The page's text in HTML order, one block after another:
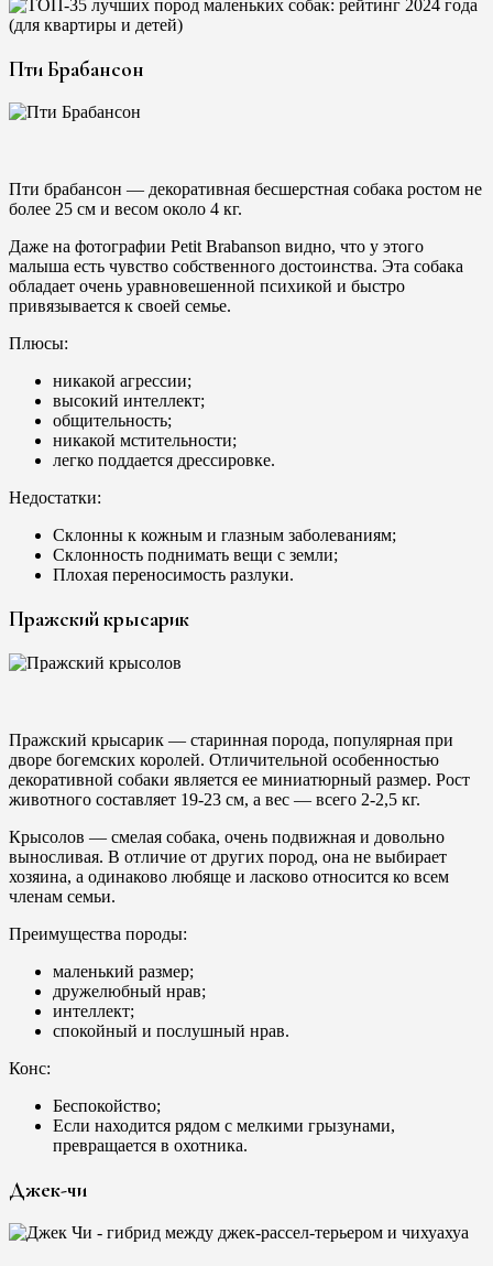
Пти Брабансон
Пти брабансон — декоративная бесшерстная собака ростом не
более 25 см и весом около 4 кг.
Даже на фотографии Petit Brabanson видно, что у этого
малыша есть чувство собственного достоинства. Эта собака
обладает очень уравновешенной психикой и быстро
привязывается к своей семье.
Плюсы:
никакой агрессии;
высокий интеллект;
общительность;
никакой мстительности;
легко поддается дрессировке.
Недостатки:
Склонны к кожным и глазным заболеваниям;
Склонность поднимать вещи с земли;
Плохая переносимость разлуки.
Пражский крысарик
Пражский крысарик — старинная порода, популярная при
дворе богемских королей. Отличительной особенностью
декоративной собаки является ее миниатюрный размер. Рост
животного составляет 19-23 см, а вес — всего 2-2,5 кг.
Крысолов — смелая собака, очень подвижная и довольно
выносливая. В отличие от других пород, она не выбирает
хозяина, а одинаково любяще и ласково относится ко всем
членам семьи.
Преимущества породы:
маленький размер;
дружелюбный нрав;
интеллект;
спокойный и послушный нрав.
Конс:
Беспокойство;
Если находится рядом с мелкими грызунами,
превращается в охотника.
Джек-чи